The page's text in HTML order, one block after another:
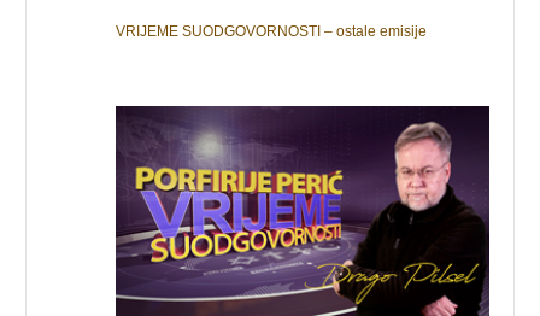
VRIJEME SUODGOVORNOSTI – ostale emisije